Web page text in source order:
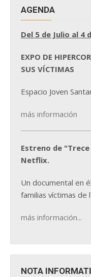
AGENDA
Del 5 de Julio al 4
EXPO DE
SUS VÍCTIMAS
Espacio Joven
más información
Estreno de
Netflix.
Un documental en
familias víctimas de
más información...
NOTA